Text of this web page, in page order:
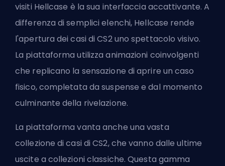
visiti Hellcase è la sua interfaccia accattivante. A
differenza di semplici elenchi, Hellcase rende
l'apertura dei casi di CS2 uno spettacolo visivo.
La piattaforma utilizza animazioni coinvolgenti
che replicano la sensazione di aprire un caso
fisico, completata da suspense e dal momento
culminante della rivelazione.
La piattaforma vanta anche una vasta
collezione di casi di CS2, che vanno dalle ultime
uscite a collezioni classiche. Questa gamma